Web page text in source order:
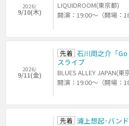
2026/
9/10(木)
LIQUIDROOM(東京都)
開演：19:00～（開場：
2026/
9/11(金)
先着 石川周之介「
スライブ
BLUES ALLEY JAPAN(東
開演：19:00～（開場：
先着 浦上想起･バン